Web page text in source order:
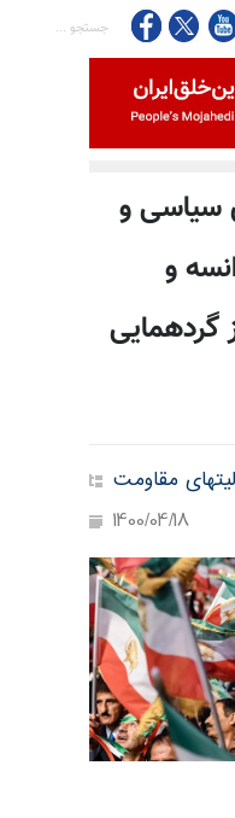
سیاسی و
و
گردهمایی
مقاومت
1400/04/18